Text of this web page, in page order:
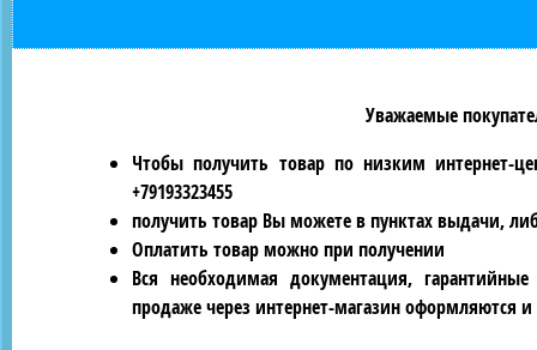
Уважаемые
Чтобы получить товар по низким интернет-
+79193323455
получить товар Вы можете в пунктах выдачи,
Оплатить товар можно при получении
Вся необходимая документация,
продаже через интернет-магазин оформляются